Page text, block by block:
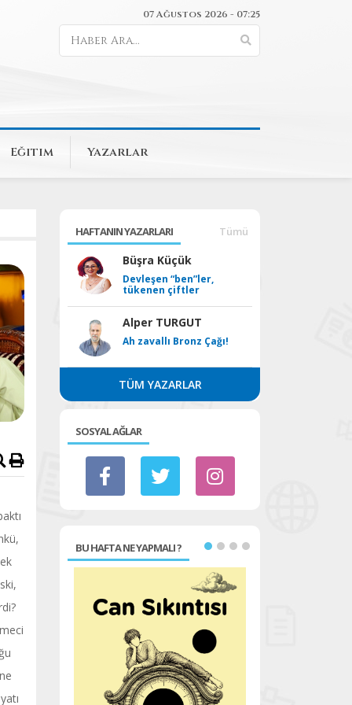
07 Ağustos 2026 - 07:25
Eğitim Yazarlar
HAFTANIN YAZARLARI Tümü
Büşra Küçük
Devleşen “ben”ler,
tükenen çiftler
Alper TURGUT
Ah zavallı Bronz Çağı!
TÜM YAZARLAR
SOSYAL AĞLAR
BU HAFTA NE YAPMALI ?